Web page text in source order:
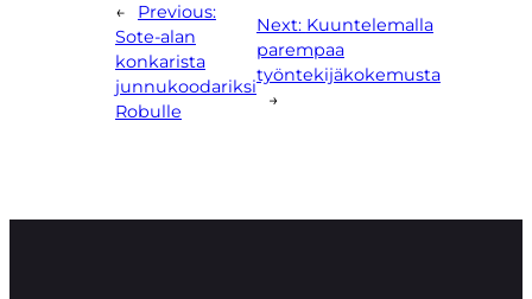
←
Previous:
Sote-alan
konkarista
junnukoodariksi
Robulle
Next: Kuuntelemalla
parempaa
työntekijäkokemusta
→